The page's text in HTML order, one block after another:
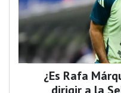
¿Es Rafa